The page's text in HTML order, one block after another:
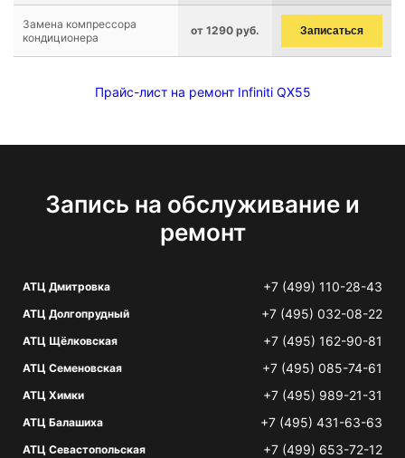
Замена компрессора
кондиционера
от 1290 руб. Записаться
Прайс-лист на ремонт Infiniti QX55
Запись на обслуживание и
ремонт
АТЦ Дмитровка +7 (499) 110-28-43
АТЦ Долгопрудный +7 (495) 032-08-22
АТЦ Щёлковская +7 (495) 162-90-81
АТЦ Семеновская +7 (495) 085-74-61
АТЦ Химки +7 (495) 989-21-31
АТЦ Балашиха +7 (495) 431-63-63
АТЦ Севастопольская +7 (499) 653-72-12